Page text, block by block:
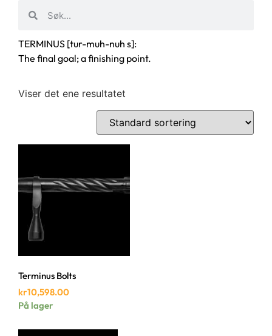
TERMINUS [tur-muh-nuh s]:
The final goal; a finishing point.
Viser det ene resultatet
Terminus Bolts
kr10,598.00
På lager